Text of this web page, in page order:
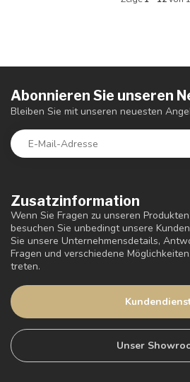
Zusatzinformation
Wenn Sie Fragen zu unseren
besuchen Sie unbedingt unsere
Sie unsere Unternehmensdetails,
Fragen und verschiedene
treten.
Unser
Abonnieren Sie unseren
Bleiben Sie mit unseren neuesten